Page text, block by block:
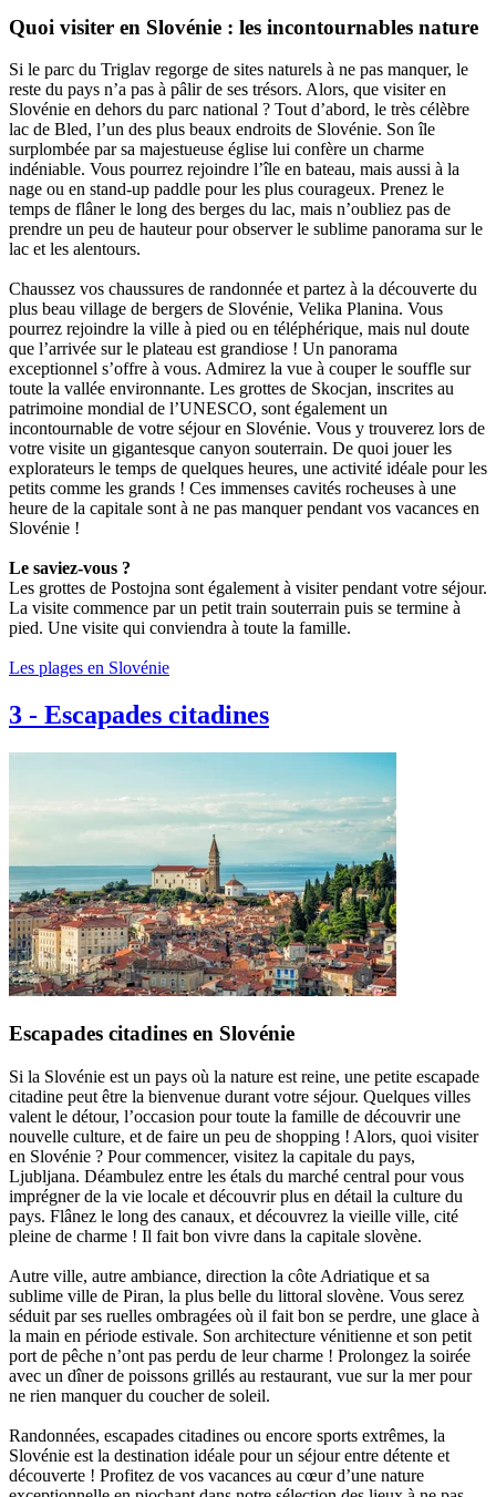
Quoi visiter en Slovénie : les incontournables nature
Si le parc du Triglav regorge de sites naturels à ne pas manquer, le
reste du pays n’a pas à pâlir de ses trésors. Alors, que visiter en
Slovénie en dehors du parc national ? Tout d’abord, le très célèbre
lac de Bled, l’un des plus beaux endroits de Slovénie. Son île
surplombée par sa majestueuse église lui confère un charme
indéniable. Vous pourrez rejoindre l’île en bateau, mais aussi à la
nage ou en stand-up paddle pour les plus courageux. Prenez le
temps de flâner le long des berges du lac, mais n’oubliez pas de
prendre un peu de hauteur pour observer le sublime panorama sur le
lac et les alentours.
Chaussez vos chaussures de randonnée et partez à la découverte du
plus beau village de bergers de Slovénie, Velika Planina. Vous
pourrez rejoindre la ville à pied ou en téléphérique, mais nul doute
que l’arrivée sur le plateau est grandiose ! Un panorama
exceptionnel s’offre à vous. Admirez la vue à couper le souffle sur
toute la vallée environnante. Les grottes de Skocjan, inscrites au
patrimoine mondial de l’UNESCO, sont également un
incontournable de votre séjour en Slovénie. Vous y trouverez lors de
votre visite un gigantesque canyon souterrain. De quoi jouer les
explorateurs le temps de quelques heures, une activité idéale pour les
petits comme les grands ! Ces immenses cavités rocheuses à une
heure de la capitale sont à ne pas manquer pendant vos vacances en
Slovénie !
Le saviez-vous ?
Les grottes de Postojna sont également à visiter pendant votre séjour.
La visite commence par un petit train souterrain puis se termine à
pied. Une visite qui conviendra à toute la famille.
Les plages en Slovénie
3 - Escapades citadines
Escapades citadines en Slovénie
Si la Slovénie est un pays où la nature est reine, une petite escapade
citadine peut être la bienvenue durant votre séjour. Quelques villes
valent le détour, l’occasion pour toute la famille de découvrir une
nouvelle culture, et de faire un peu de shopping ! Alors, quoi visiter
en Slovénie ? Pour commencer, visitez la capitale du pays,
Ljubljana. Déambulez entre les étals du marché central pour vous
imprégner de la vie locale et découvrir plus en détail la culture du
pays. Flânez le long des canaux, et découvrez la vieille ville, cité
pleine de charme ! Il fait bon vivre dans la capitale slovène.
Autre ville, autre ambiance, direction la côte Adriatique et sa
sublime ville de Piran, la plus belle du littoral slovène. Vous serez
séduit par ses ruelles ombragées où il fait bon se perdre, une glace à
la main en période estivale. Son architecture vénitienne et son petit
port de pêche n’ont pas perdu de leur charme ! Prolongez la soirée
avec un dîner de poissons grillés au restaurant, vue sur la mer pour
ne rien manquer du coucher de soleil.
Randonnées, escapades citadines ou encore sports extrêmes, la
Slovénie est la destination idéale pour un séjour entre détente et
découverte ! Profitez de vos vacances au cœur d’une nature